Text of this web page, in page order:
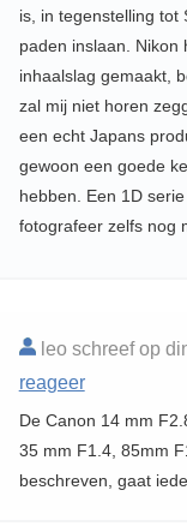
is, in tegenstelling tot
paden inslaan. Nikon
inhaalslag gemaakt,
zal mij niet horen
een echt Japans
gewoon een goede
hebben. Een 1D
fotografeer zelfs nog
leo schreef op
reageer
De Canon 14 mm
35 mm F1.4, 85mm
beschreven, gaat